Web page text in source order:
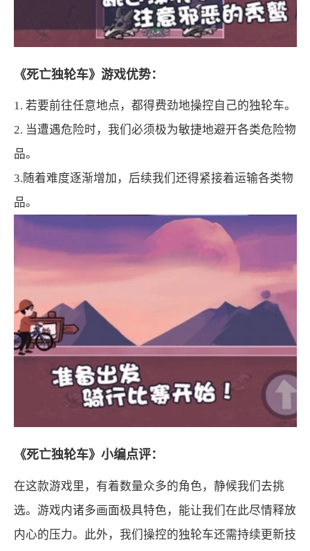
《死亡独轮车》游戏优势：
1. 若要前往任意地点，都得费劲地操控自己的独轮车。
2. 当遭遇危险时，我们必须极为敏捷地避开各类危险物
品。
3.随着难度逐渐增加，后续我们还得紧接着运输各类物
品。
《死亡独轮车》小编点评：
在这款游戏里，有着数量众多的角色，静候我们去挑
选。游戏内诸多画面极具特色，能让我们在此尽情释放
内心的压力。此外，我们操控的独轮车还需持续更新技